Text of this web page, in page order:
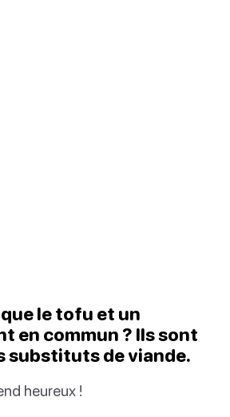
que le tofu et un
en commun ? Ils sont
substituts de viande.
heureux !